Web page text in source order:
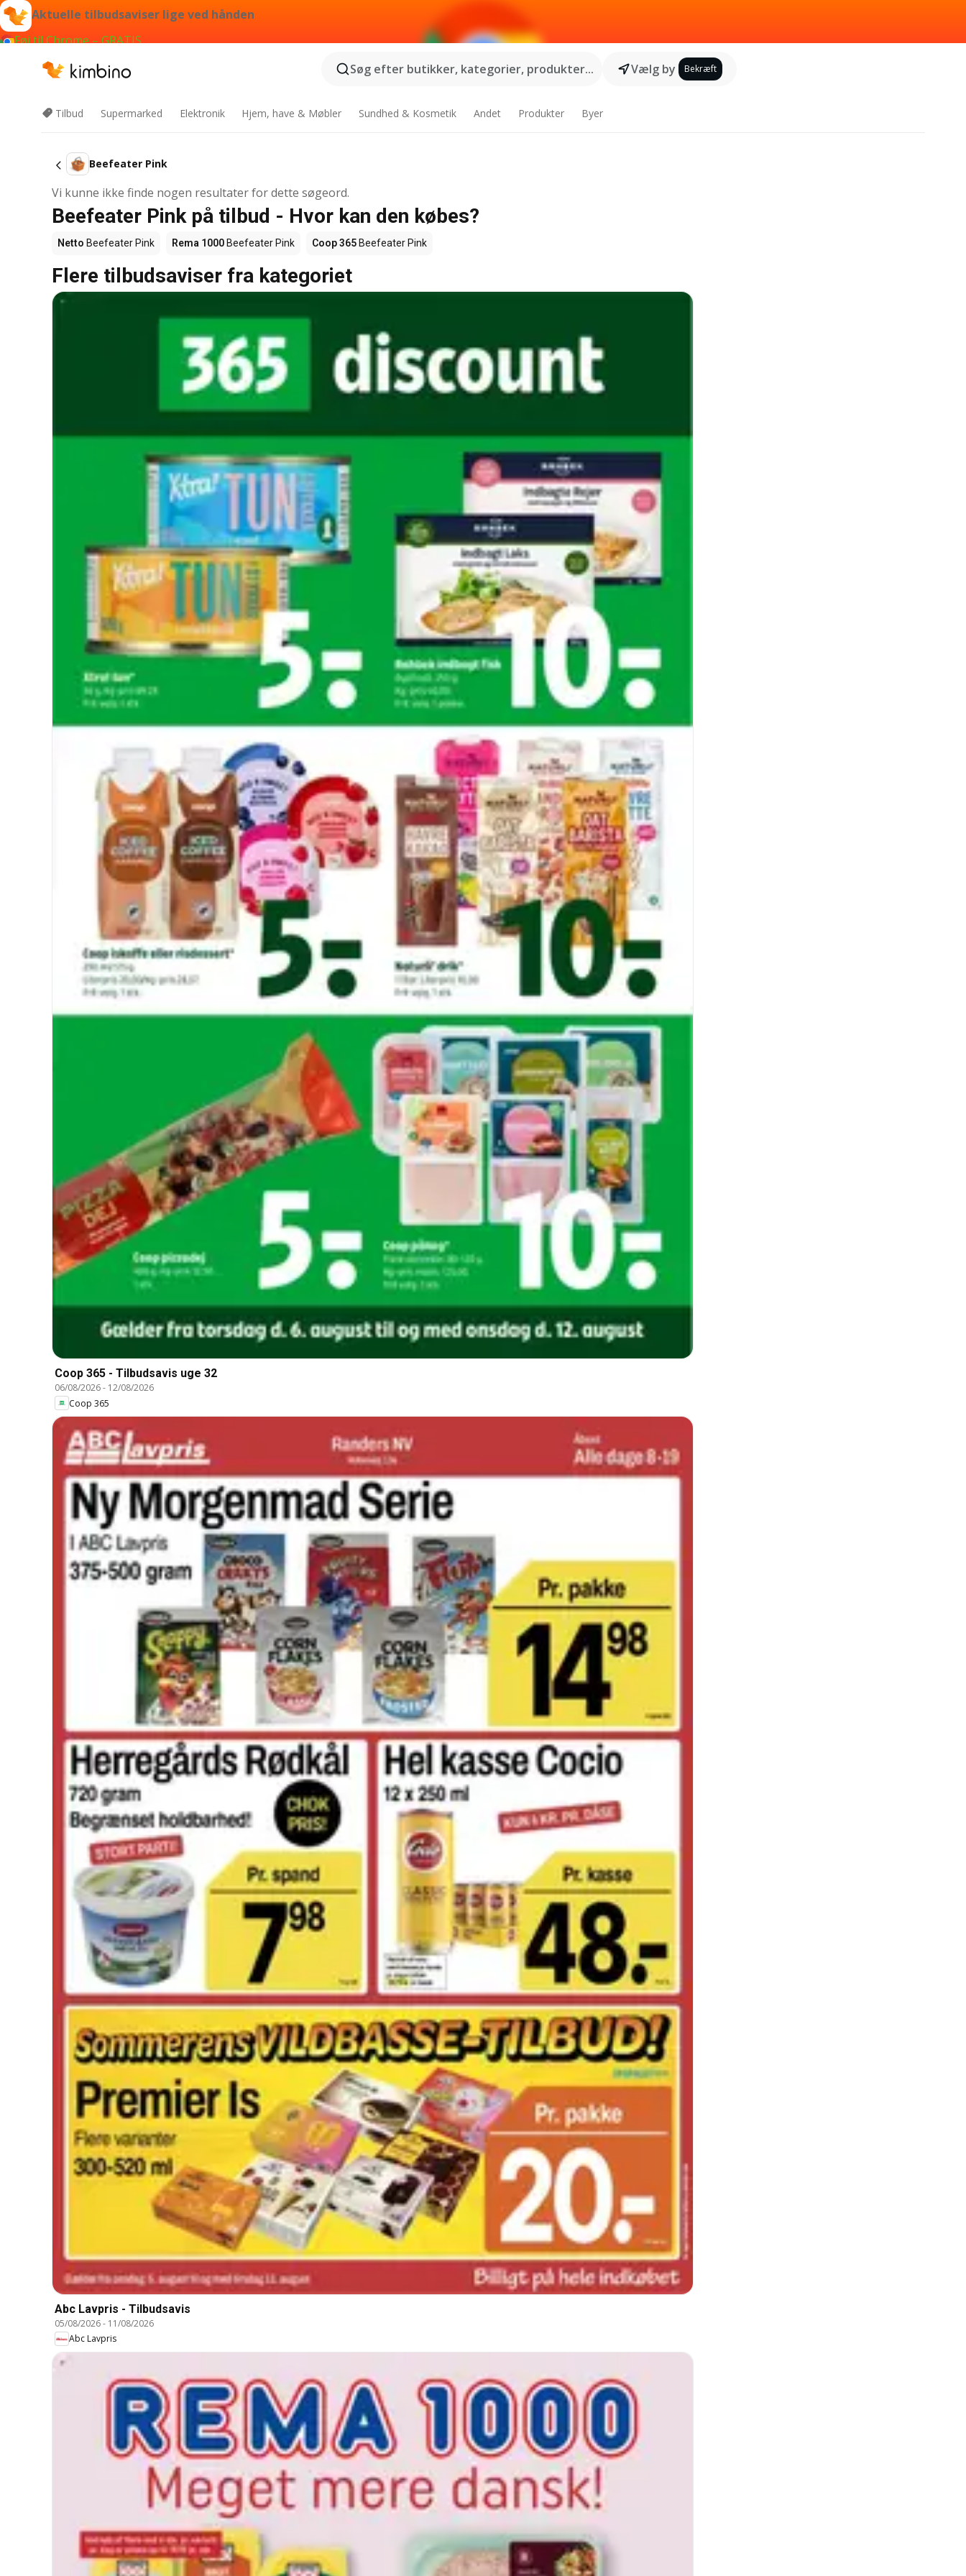
Aktuelle tilbudsaviser lige ved hånden
Føj til Chrome – GRATIS
Søg efter butikker, kategorier, produkter...
Vælg by Bekræft
Tilbud Supermarked Elektronik Hjem, have & Møbler Sundhed & Kosmetik Andet Produkter Byer
Beefeater Pink
Vi kunne ikke finde nogen resultater for dette søgeord.
Beefeater Pink på tilbud - Hvor kan den købes?
Netto Beefeater Pink Rema 1000 Beefeater Pink Coop 365 Beefeater Pink
Flere tilbudsaviser fra kategoriet
Coop 365 - Tilbudsavis uge 32
06/08/2026- 12/08/2026
Coop 365
Abc Lavpris - Tilbudsavis
05/08/2026- 11/08/2026
Abc Lavpris